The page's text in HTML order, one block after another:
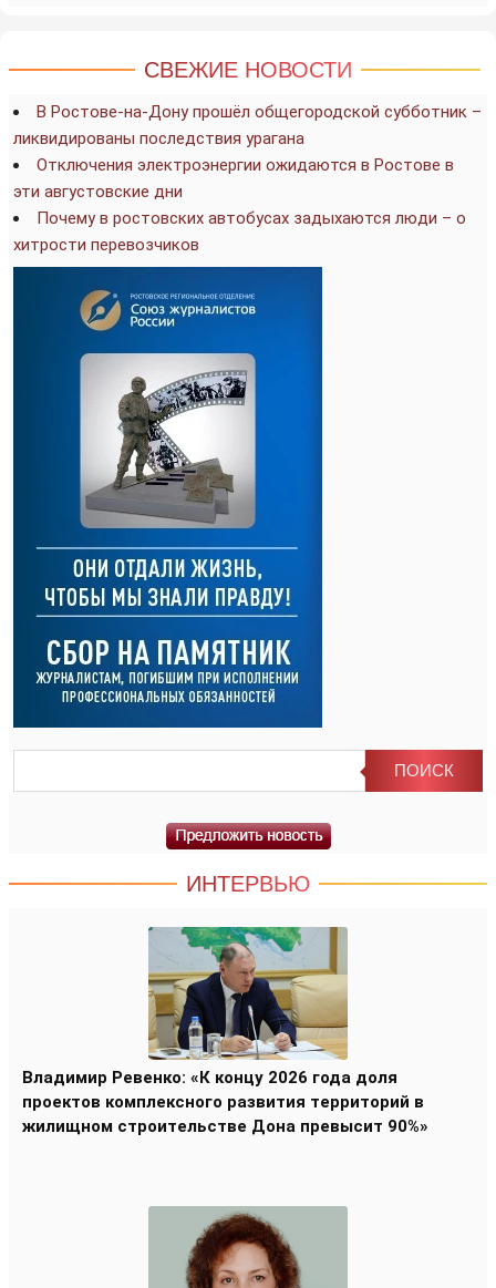
СВЕЖИЕ НОВОСТИ
В Ростове-на-Дону прошёл общегородской субботник –
ликвидированы последствия урагана
Отключения электроэнергии ожидаются в Ростове в
эти августовские дни
Почему в ростовских автобусах задыхаются люди – о
хитрости перевозчиков
ИНТЕРВЬЮ
Владимир Ревенко: «К концу 2026 года доля
проектов комплексного развития территорий в
жилищном строительстве Дона превысит 90%»